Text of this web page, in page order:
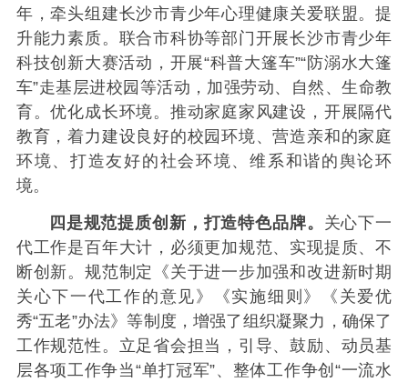
年，牵头组建长沙市青少年心理健康关爱联盟。提
升能力素质。联合市科协等部门开展长沙市青少年
科技创新大赛活动，开展“科普大篷车”“防溺水大篷
车”走基层进校园等活动，加强劳动、自然、生命教
育。优化成长环境。推动家庭家风建设，开展隔代
教育，着力建设良好的校园环境、营造亲和的家庭
环境、打造友好的社会环境、维系和谐的舆论环
境。
四是规范提质创新，打造特色品牌。 关心下一
代工作是百年大计，必须更加规范、实现提质、不
断创新。规范制定《关于进一步加强和改进新时期
关心下一代工作的意见》《实施细则》《关爱优
秀“五老”办法》等制度，增强了组织凝聚力，确保了
工作规范性。立足省会担当，引导、鼓励、动员基
层各项工作争当“单打冠军”、整体工作争创“一流水